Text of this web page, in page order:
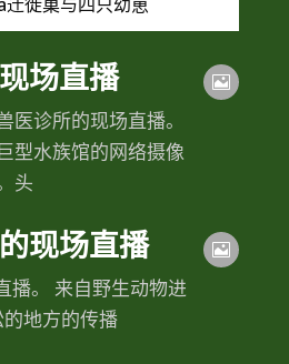

场直播
医诊所的现场直播。
型水族馆的网络摄像
头。

现场直播
播。 来自野生动物进
地方的传播。